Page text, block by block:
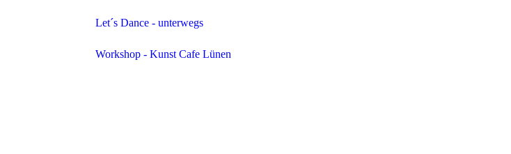
Let´s Dance - unterwegs
Workshop - Kunst Cafe Lünen